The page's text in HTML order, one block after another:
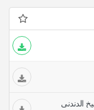
الدندني